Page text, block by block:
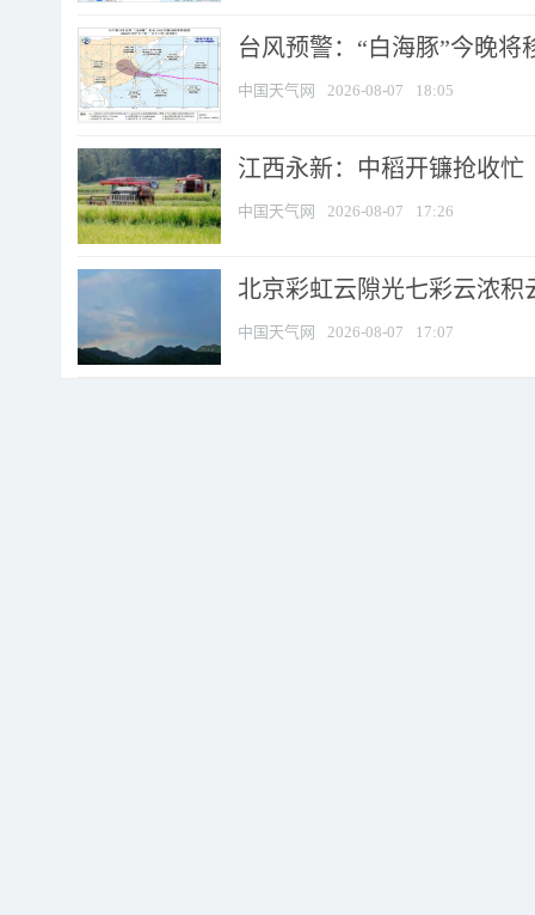
台风预警：“白海豚”今晚将
中国天气网 2026-08-07 18:05
江西永新：中稻开镰抢收忙
中国天气网 2026-08-07 17:26
北京彩虹云隙光七彩云浓积
中国天气网 2026-08-07 17:07